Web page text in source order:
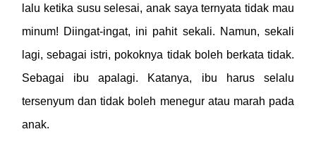
lalu ketika susu selesai, anak saya ternyata tidak mau
minum! Diingat-ingat, ini pahit sekali. Namun, sekali
lagi, sebagai istri, pokoknya tidak boleh berkata tidak.
Sebagai ibu apalagi. Katanya, ibu harus selalu
tersenyum dan tidak boleh menegur atau marah pada
anak.